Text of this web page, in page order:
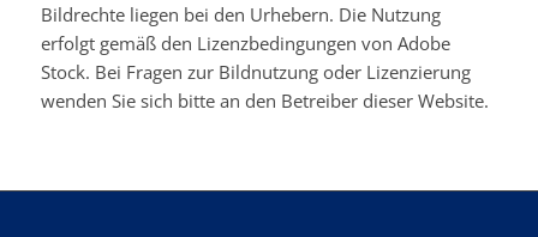
Bildrechte liegen bei den Urhebern. Die Nutzung
erfolgt gemäß den Lizenzbedingungen von Adobe
Stock. Bei Fragen zur Bildnutzung oder Lizenzierung
wenden Sie sich bitte an den Betreiber dieser Website.